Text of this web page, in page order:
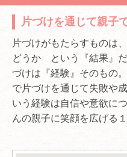
片づけを通じて親子
片づけがもたらすものは
どうか という『結果』
づけは『経験』そのもの
で片づけを通じて失敗や
いう経験は自信や意欲に
んの親子に笑顔を広げる